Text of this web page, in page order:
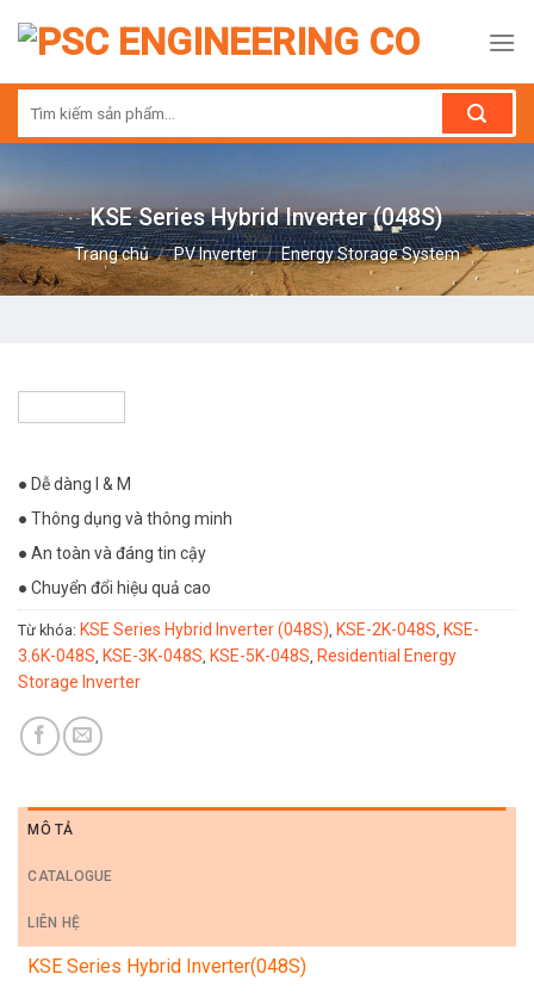
kiếm:
KSE Series Hybrid Inverter (048S)
Trang chủ / PV Inverter / Energy Storage System
● Dễ dàng I & M
● Thông dụng và thông minh
● An toàn và đáng tin cậy
● Chuyển đổi hiệu quả cao
Từ khóa: KSE Series Hybrid Inverter (048S) KSE-2K-048S KSE-
3.6K-048S KSE-3K-048S KSE-5K-048S Residential Energy
Storage Inverter
MÔ TẢ
CATALOGUE
LIÊN HỆ
KSE Series Hybrid Inverter(048S)